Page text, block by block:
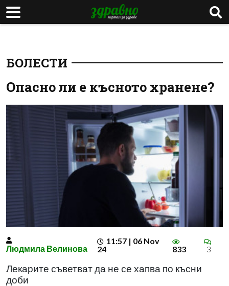
БОЛЕСТИ
Опасно ли е късното хранене?
Людмила Велинова
11:57 | 06 Nov
24
833 3
Лекарите съветват да не се хапва по късни
доби